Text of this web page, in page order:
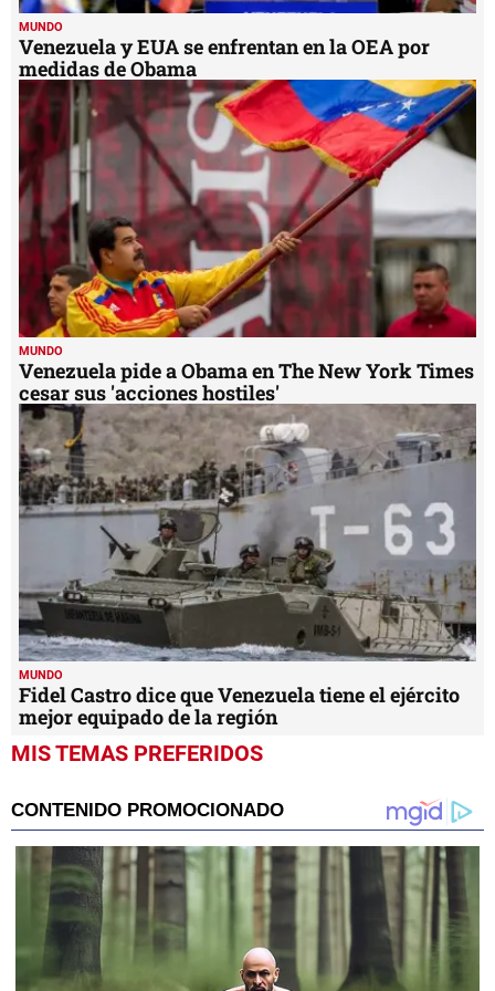
MUNDO
Venezuela y EUA se enfrentan en la OEA por
medidas de Obama
MUNDO
Venezuela pide a Obama en The New York Times
cesar sus 'acciones hostiles'
MUNDO
Fidel Castro dice que Venezuela tiene el ejército
mejor equipado de la región
MIS TEMAS PREFERIDOS